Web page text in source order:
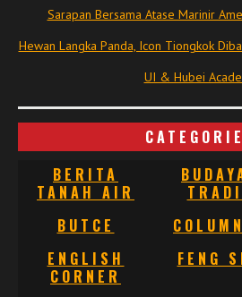
Sarapan Bersama Atase Marinir
Hewan Langka Panda, Icon Tiongkok
UI & Hubei
BERITA
TANAH AIR
BUTCE
ENGLISH
CORNER
FENG